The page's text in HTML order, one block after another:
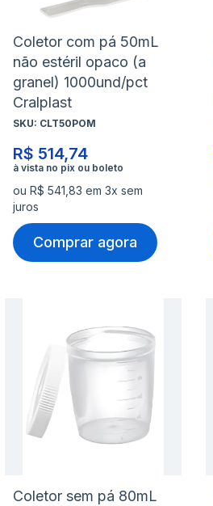
Coletor com pá 50mL
não estéril opaco (a
granel) 1000und/pct
Cralplast
SKU: CLT50POM
R$ 514,74
ou R$ 541,83 em 3x sem
juros
Comprar agora
Adicionar
lista
de
desejos
Adicionar
para
Comparar
Coletor sem pá 80mL